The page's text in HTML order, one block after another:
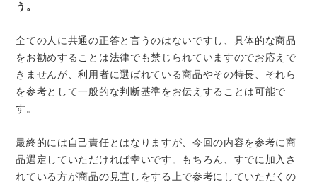
う。
全ての人に共通の正答と言うのはないですし、具体的な商品
をお勧めすることは法律でも禁じられていますのでお応えで
きませんが、利用者に選ばれている商品やその特長、それら
を参考として一般的な判断基準をお伝えすることは可能で
す。
最終的には自己責任とはなりますが、今回の内容を参考に商
品選定していただければ幸いです。もちろん、すでに加入さ
れている方が商品の見直しをする上で参考にしていただくの